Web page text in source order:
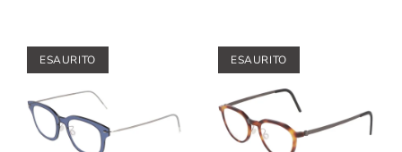
ESAURITO ESAURITO